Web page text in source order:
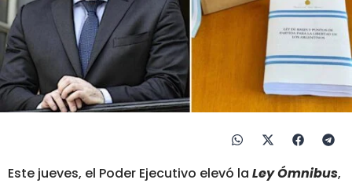
Este jueves, el Poder Ejecutivo elevó la Ley Ómnibus,